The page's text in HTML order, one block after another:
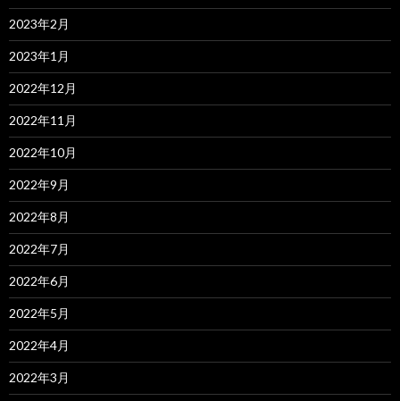
2023年2月
2023年1月
2022年12月
2022年11月
2022年10月
2022年9月
2022年8月
2022年7月
2022年6月
2022年5月
2022年4月
2022年3月